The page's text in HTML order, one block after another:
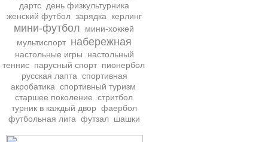
дартс день физкультурника
женский футбол зарядка керлинг
мини-футбол
мини-хоккей
мультиспорт набережная
настольные игры
настольный
теннис парусный спорт пионербол
русская лапта спортивная
акробатика спортивный туризм
старшее поколение стритбол
турник в каждый двор фаербол
футбольная лига футзал шашки